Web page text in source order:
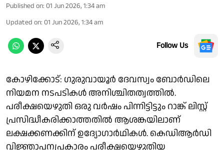
Published on: 01 Jun 2026, 1:34 am
Updated on: 01 Jun 2026, 1:34 am
Follow Us
കോഴിക്കോട്: ഗുരുവായൂർ ദേവസ്വം ബോർഡിലെ
നിയമന നടപടികൾ അനിശ്ചിതത്വത്തിൽ.
പരീക്ഷയെഴുതി ഒരു വർഷം പിന്നിട്ടിട്ടും റാങ്ക് ലിസ്റ്റ്
പ്രസിദ്ധീകരിക്കാത്തതിൽ ആശങ്കയിലാണ്
ലക്ഷക്കണക്കിന് ഉദ്യോഗാർഥികൾ. കെഡിആർഡി
വിജ്ഞാപനപ്രകാരം പരീക്ഷയെഴുതിയ